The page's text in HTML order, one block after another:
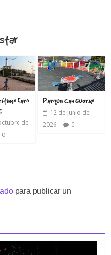
Faro
de
0
Parque Can Guerxo
12 de junio de
2026
0
para publicar un